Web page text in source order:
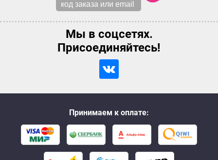
Мы в соцсетях.
Присоединяйтесь!
Принимаем к оплате: